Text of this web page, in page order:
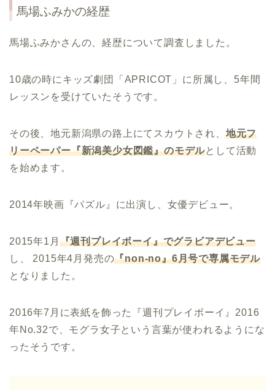
馬場ふみかの経歴
馬場ふみかさんの、経歴について調査しました。
10歳の時にキッズ劇団「APRICOT」に所属し、5年間
レッスンを受けていたそうです。
その後、地元新潟県の路上にてスカウトされ、 地元フ
リーペーパー『新潟美少女図鑑』のモデルとして活動
を始めます。
2014年映画『パズル』に出演し、女優デビュー。
2015年1月 『週刊プレイボーイ』でグラビアデビュー
し、 2015年4月発売の『non-no』6月号で専属モデル
となりました。
2016年7月に表紙を飾った『週刊プレイボーイ』2016
年No.32で、モグラ女子という言葉が使われるようにな
ったそうです。